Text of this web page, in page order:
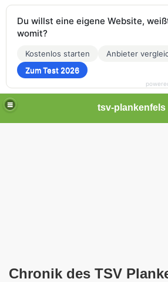
tsv-plankenfels
Chronik des TSV
Du willst eine eigene Website,
womit?
Kostenlos starten
Anbieter
Zum Test 2026